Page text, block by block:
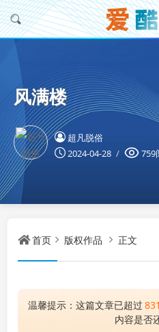
风满楼
超凡脱俗
2024-04-28
759
首页 版权作品 正文
温馨提示：这篇文章已超过 831
内容是否